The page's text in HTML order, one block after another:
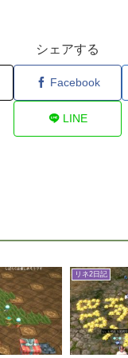
シェアする
Facebook
LINE
リネ2日記